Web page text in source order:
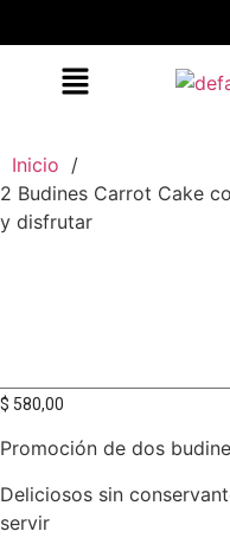
Inicio /
2 Budines Carrot Cake
y disfrutar
$ 580,00
Promoción de dos
Deliciosos sin
servir